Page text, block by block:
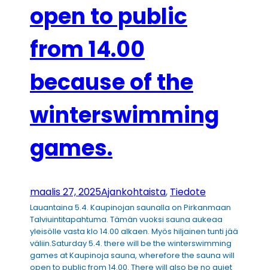
open to public
from 14.00
because of the
winterswimming
games.
maalis 27, 2025Ajankohtaista, Tiedote
Lauantaina 5.4. Kaupinojan saunalla on Pirkanmaan
Talviuintitapahtuma. Tämän vuoksi sauna aukeaa
yleisölle vasta klo 14.00 alkaen. Myös hiljainen tunti jää
väliin.Saturday 5.4. there will be the winterswimming
games at Kaupinoja sauna, wherefore the sauna will
open to public from 14.00. There will also be no quiet